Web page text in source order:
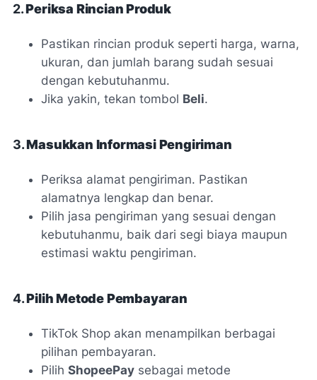
2.Periksa Rincian Produk
Pastikan rincian produk seperti harga, warna,
ukuran, dan jumlah barang sudah sesuai
dengan kebutuhanmu.
Jika yakin, tekan tombol Beli.
3.Masukkan Informasi Pengiriman
Periksa alamat pengiriman. Pastikan
alamatnya lengkap dan benar.
Pilih jasa pengiriman yang sesuai dengan
kebutuhanmu, baik dari segi biaya maupun
estimasi waktu pengiriman.
4.Pilih Metode Pembayaran
TikTok Shop akan menampilkan berbagai
pilihan pembayaran.
Pilih ShopeePay sebagai metode